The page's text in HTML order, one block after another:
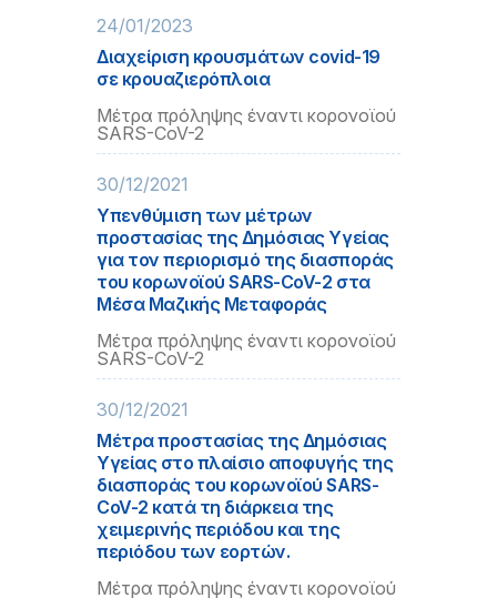
24/01/2023
Διαχείριση κρουσμάτων covid-19
σε κρουαζιερόπλοια
Μέτρα πρόληψης έναντι κορονοϊού
SARS-CoV-2
30/12/2021
Υπενθύμιση των μέτρων
προστασίας της Δημόσιας Υγείας
για τον περιορισμό της διασποράς
του κορωνοϊού SARS-CoV-2 στα
Μέσα Μαζικής Μεταφοράς
Μέτρα πρόληψης έναντι κορονοϊού
SARS-CoV-2
30/12/2021
Μέτρα προστασίας της Δημόσιας
Υγείας στο πλαίσιο αποφυγής της
διασποράς του κορωνοϊού SARS-
CoV-2 κατά τη διάρκεια της
χειμερινής περιόδου και της
περιόδου των εορτών.
Μέτρα πρόληψης έναντι κορονοϊού